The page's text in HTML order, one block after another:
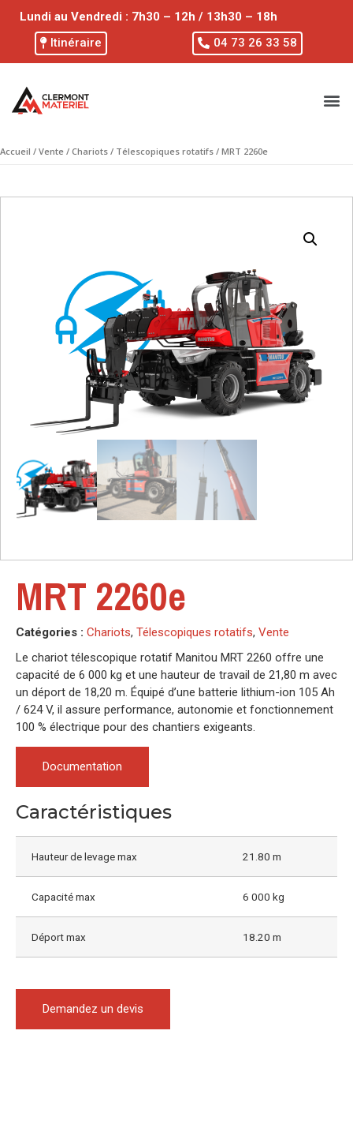
Lundi au Vendredi : 7h30 – 12h / 13h30 – 18h
Itinéraire
04 73 26 33 58
Accueil / Vente / Chariots / Télescopiques rotatifs / MRT 2260e
MRT 2260e
Catégories : Chariots, Télescopiques rotatifs, Vente
Le chariot télescopique rotatif Manitou MRT 2260 offre une
capacité de 6 000 kg et une hauteur de travail de 21,80 m avec
un déport de 18,20 m. Équipé d’une batterie lithium-ion 105 Ah
/ 624 V, il assure performance, autonomie et fonctionnement
100 % électrique pour des chantiers exigeants.
Documentation
Caractéristiques
Hauteur de levage max 21.80 m
Capacité max 6 000 kg
Déport max 18.20 m
Demandez un devis